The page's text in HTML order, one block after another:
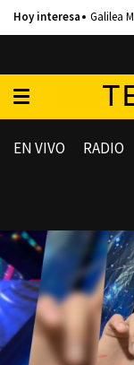
Galilea
EN VIVO RADIO